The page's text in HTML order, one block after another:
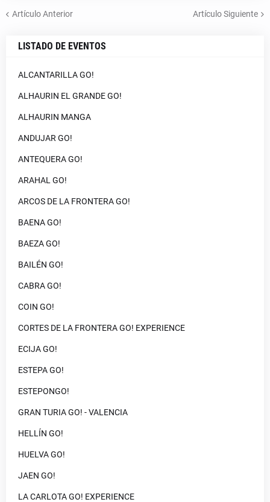
Artículo Anterior Artículo Siguiente
LISTADO DE EVENTOS
ALCANTARILLA GO!
ALHAURIN EL GRANDE GO!
ALHAURIN MANGA
ANDUJAR GO!
ANTEQUERA GO!
ARAHAL GO!
ARCOS DE LA FRONTERA GO!
BAENA GO!
BAEZA GO!
BAILÉN GO!
CABRA GO!
COIN GO!
CORTES DE LA FRONTERA GO! EXPERIENCE
ECIJA GO!
ESTEPA GO!
ESTEPONGO!
GRAN TURIA GO! - VALENCIA
HELLÍN GO!
HUELVA GO!
JAEN GO!
LA CARLOTA GO! EXPERIENCE